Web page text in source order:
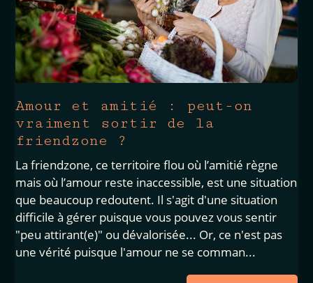
Amour et amitié : peut-on
vraiment sortir de la
friendzone ?
La friendzone, ce territoire flou où l’amitié règne
mais où l’amour reste inaccessible, est une situation
que beaucoup redoutent. Il s'agit d'une situation
difficile à gérer puisque vous pouvez vous sentir
"peu attirant(e)" ou dévalorisée... Or, ce n'est pas
une vérité puisque l'amour ne se comman...